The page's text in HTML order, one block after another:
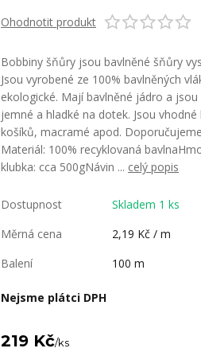
Ohodnotit produkt
Bobbiny šňůry jsou bavlněné šňůry
Jsou vyrobené ze 100% bavlněných
ekologické. Mají bavlněné jádro a jsou
jemné a hladké na dotek. Jsou vhodné
košíků, macramé apod.
Materiál: 100% recyklovaná
klubka: cca 500gNávin ... celý popis
Dostupnost
Skladem 1 ks
Měrná cena
2,19 Kč / m
Balení
100 m
Nejsme plátci DPH
219 Kč/ks